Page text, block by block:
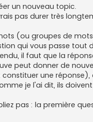
un nouveau topic.
pas durer très
(ou groupes de
qui vous passe
il faut que la
peut donner de
une
je l'ai dit, ils
pas : la première